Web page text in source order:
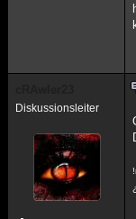
Diskussionsleiter